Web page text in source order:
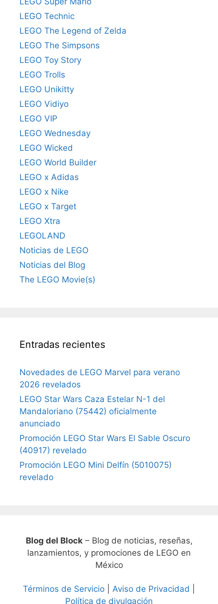
LEGO Technic
LEGO The Legend of Zelda
LEGO The Simpsons
LEGO Toy Story
LEGO Trolls
LEGO Unikitty
LEGO Vidiyo
LEGO VIP
LEGO Wednesday
LEGO Wicked
LEGO World Builder
LEGO x Adidas
LEGO x Nike
LEGO x Target
LEGO Xtra
LEGOLAND
Noticias de LEGO
Noticias del Blog
The LEGO Movie(s)
Entradas recientes
Novedades de LEGO Marvel para verano
2026 revelados
LEGO Star Wars Caza Estelar N-1 del
Mandaloriano (75442) oficialmente
anunciado
Promoción LEGO Star Wars El Sable Oscuro
(40917) revelado
Promoción LEGO Mini Delfín (5010075)
revelado
Blog del Block– Blog de noticias, reseñas,
lanzamientos, y promociones de LEGO en
México
Términos de Servicio Aviso de Privacidad
Política de divulgación